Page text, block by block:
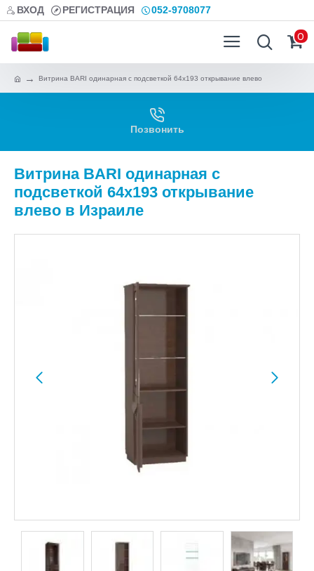
ВХОД РЕГИСТРАЦИЯ 052-9708077
0
Витрина BARI одинарная с подсветкой 64х193 открывание влево
Позвонить
Витрина BARI одинарная с
подсветкой 64х193 открывание
влево в Израиле